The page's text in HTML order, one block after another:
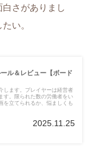
さがありまし
い。
ル＆レビュー【ボード
します。プレイヤーは経営者
す。限られた数の労働者をい
を立てられるか、悩ましくも
2025.11.25